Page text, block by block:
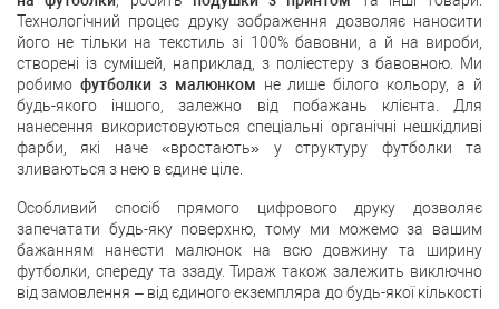
Технологічний процес друку зображення дозволяє наносити
його не тільки на текстиль зі 100% бавовни, а й на вироби,
створені із сумішей, наприклад, з поліестеру з бавовною. Ми
робимо футболки з малюнком не лише білого кольору, а й
будь-якого іншого, залежно від побажань клієнта. Для
нанесення використовуються спеціальні органічні нешкідливі
фарби, які наче «вростають» у структуру футболки та
зливаються з нею в єдине ціле.
Особливий спосіб прямого цифрового друку дозволяє
запечатати будь-яку поверхню, тому ми можемо за вашим
бажанням нанести малюнок на всю довжину та ширину
футболки, спереду та ззаду. Тираж також залежить виключно
від замовлення – від єдиного екземпляра до будь-якої кількості